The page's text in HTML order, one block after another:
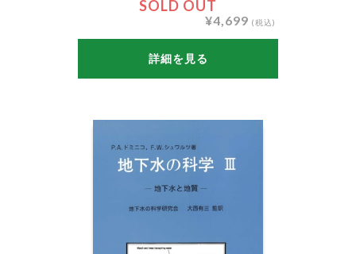
SOLD OUT
¥4,699 (税込)
詳細を見る